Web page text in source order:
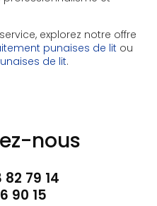
explorez notre offre
punaises de lit ou
de lit.
nous
82 79 14
90 15